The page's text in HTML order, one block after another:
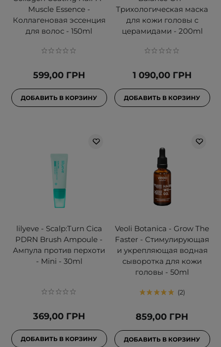
Muscle Essence -
Коллагеновая эссенция
для волос - 150ml
599,00 ГРН
ДОБАВИТЬ В КОРЗИНУ
Трихологическая маска
для кожи головы с
церамидами - 200ml
1 090,00 ГРН
ДОБАВИТЬ В КОРЗИНУ
lilyeve - Scalp:Turn Cica
PDRN Brush Ampoule -
Ампула против перхоти
- Mini - 30ml
369,00 ГРН
ДОБАВИТЬ В КОРЗИНУ
Veoli Botanica - Grow The
Faster - Стимулирующая
и укрепляющая водная
сыворотка для кожи
головы - 50ml
2
859,00 ГРН
ДОБАВИТЬ В КОРЗИНУ